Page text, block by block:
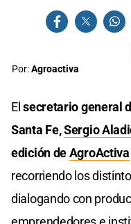
Por:Agroactiva
Elsecretario general
Santa Fe,Sergio
edición deAgroActiva
recorriendo los
dialogando con